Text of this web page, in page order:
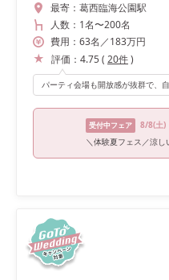
最寄： 葛西臨海公園駅
人数： 1名〜200名
費用： 63名 ／183万円
評価： 4.75( 20件)
受付中フェア 8/8(土)